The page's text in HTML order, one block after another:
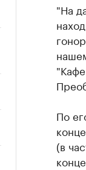
"На
По
(в